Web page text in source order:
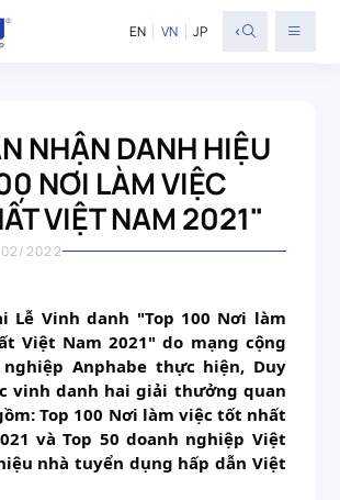
EN VN JP <
NHẬN DANH HIỆU
NƠI LÀM VIỆC
VIỆT NAM 2021"
2022
Lễ Vinh danh "Top 100 Nơi làm
Việt Nam 2021" do mạng cộng
Anphabe thực hiện, Duy
vinh danh hai giải thưởng quan
Top 100 Nơi làm việc tốt nhất
và Top 50 doanh nghiệp Việt
nhà tuyển dụng hấp dẫn Việt